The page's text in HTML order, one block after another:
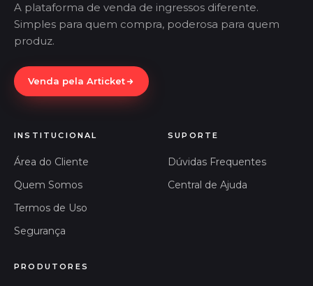
A plataforma de venda de ingressos diferente.
Simples para quem compra, poderosa para quem
produz.
Venda pela Articket
INSTITUCIONAL
Área do Cliente
Quem Somos
Termos de Uso
Segurança
SUPORTE
Dúvidas Frequentes
Central de Ajuda
PRODUTORES